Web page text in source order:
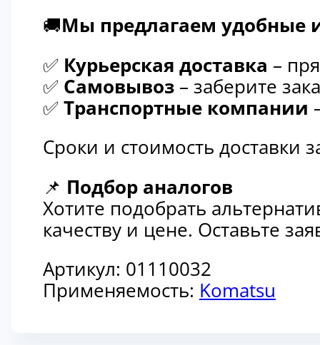
🚚Мы предлагаем удобные
✅ Курьерская доставка –
✅ Самовывоз – заберите
✅ Транспортные компании
Сроки и стоимость доставки
📌 Подбор аналогов
Хотите подобрать
качеству и цене. Оставьте
Артикул: 01110032
Применяемость: Komatsu